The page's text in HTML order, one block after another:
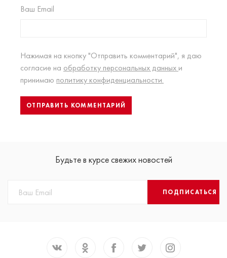
Ваш Email
Нажимая на кнопку "Отправить комментарий", я даю
согласие на обработку персональных данных и
принимаю политику конфиденциальности.
Будьте в курсе свежих новостей
ПОДПИСАТЬСЯ